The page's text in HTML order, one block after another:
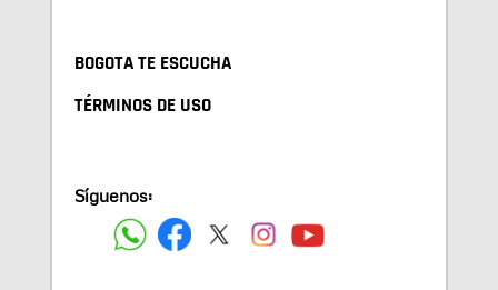
BOGOTA TE ESCUCHA
TÉRMINOS DE USO
Síguenos: